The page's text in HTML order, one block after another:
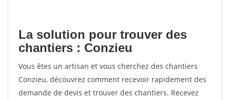
La solution pour trouver des
chantiers : Conzieu
Vous êtes un artisan et vous cherchez des chantiers
Conzieu, découvrez comment recevoir rapidement des
demande de devis et trouver des chantiers. Recevez